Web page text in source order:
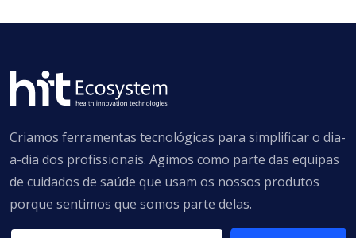
Criamos ferramentas tecnológicas para simplificar o dia-
a-dia dos profissionais. Agimos como parte das equipas
de cuidados de saúde que usam os nossos produtos
porque sentimos que somos parte delas.